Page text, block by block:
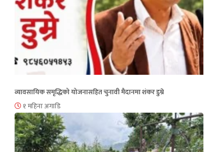
व्यावसायिक समृद्धिको योजनासहित चुनावी मैदानमा शंकर डुम्रे
१ महिना अगाडि